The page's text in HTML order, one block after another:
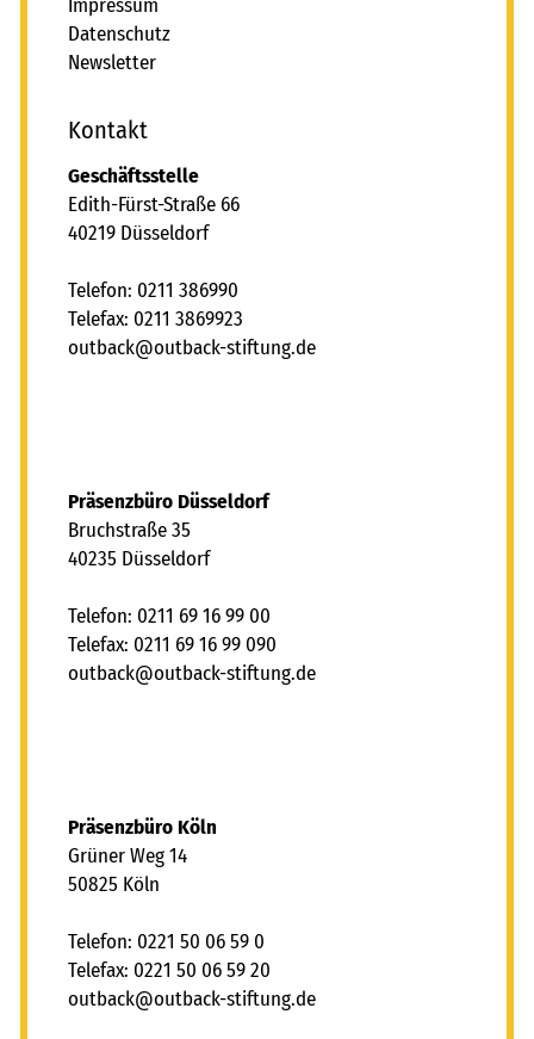
Impressum
Datenschutz
Newsletter
Kontakt
Geschäftsstelle
Edith-Fürst-Straße 66
40219 Düsseldorf
Telefon: 0211 386990
Telefax: 0211 3869923
tb ck tb ck-stft ngd
Präsenzbüro Düsseldorf
Bruchstraße 35
40235 Düsseldorf
Telefon: 0211 69 16 99 00
Telefax: 0211 69 16 99 090
tb ck tb ck-stft ngd
Präsenzbüro Köln
Grüner Weg 14
50825 Köln
Telefon: 0221 50 06 59 0
Telefax: 0221 50 06 59 20
tb ck tb ck-stft ngd